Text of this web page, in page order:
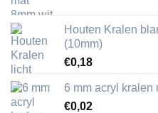
Houten Kralen
(10mm)
€0,18
6 mm acryl kralen
€0,02